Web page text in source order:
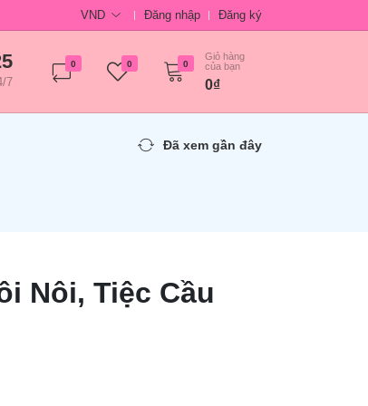
VND Đăng nhập Đăng ký
7
0 0 0
Giỏ hàng
của bạn
0₫
Đã xem gần đây
Nôi, Tiệc Cầu